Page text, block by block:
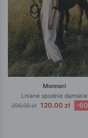
Monnari
Lniane spodnie damskie
299.99 zł 120.00 zł -